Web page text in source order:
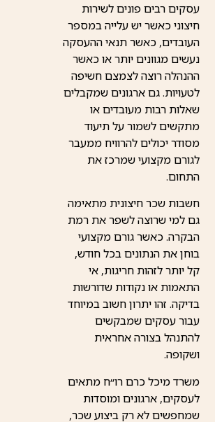
עסקים רבים פונים לשירות
חיצוני כאשר יש עלייה במספר
העובדים, כאשר תנאי ההעסקה
נעשים מגוונים יותר או כאשר
ההנהלה רוצה לצמצם חשיפה
לטעויות. גם ארגונים שמקבלים
שאלות רבות מעובדים או
מתקשים לשמור על תיעוד
מסודר יכולים להרוויח ממעבר
לגורם מקצועי שמרכז את
התחום.
חשבות שכר חיצונית מתאימה
גם למי שרוצה לשפר את רמת
הבקרה. כאשר גורם מקצועי
בוחן את הנתונים בכל חודש,
קל יותר לזהות חריגות, אי
התאמות או נקודות שדורשות
בדיקה. זהו יתרון חשוב במיוחד
עבור עסקים שמבקשים
להתנהל בצורה אחראית
ושקופה.
משרד מיכל כרם רו״ח מתאים
לעסקים, ארגונים ומוסדות
שמחפשים לא רק ביצוע שכר,